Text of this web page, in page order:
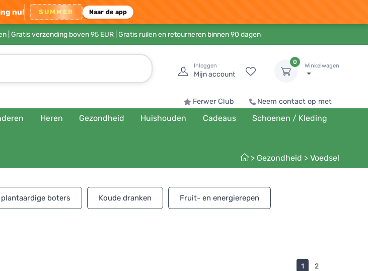
nu! SUMMER Naar de app
| Gratis verzending boven 95 EUR| Gratis ruilen en retourneren binnen 90 dagen
Inloggen
Mijn account
0
Winkelwagen
Ferwer Club Neem contact op met
Heren Gezondheid Huishouden Cadeaus Schoenen / Kleding
> Gezondheid > Voedsel
plantaardige boters Koude dranken Fruit- en energierepen
1 2